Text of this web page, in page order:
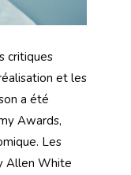
critiques
et les
a été
Awards,
Les
Allen White